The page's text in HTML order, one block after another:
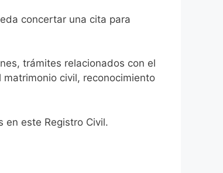
concertar una cita para
trámites relacionados con el
civil, reconocimiento
en este Registro Civil.​